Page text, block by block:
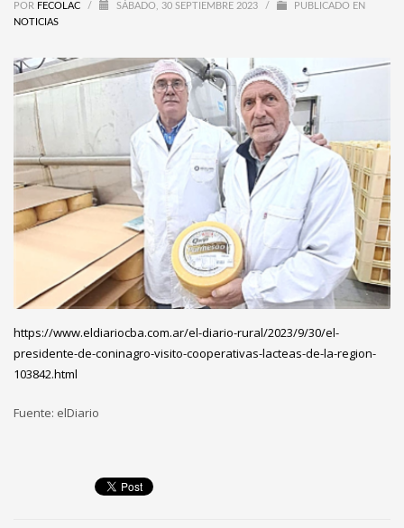
POR FECOLAC / SÁBADO, 30 SEPTIEMBRE 2023 /
PUBLICADO EN
NOTICIAS
https://www.eldiariocba.com.ar/el-diario-rural/2023/9/30/el-
presidente-de-coninagro-visito-cooperativas-lacteas-de-la-region-
103842.html
Fuente: elDiario